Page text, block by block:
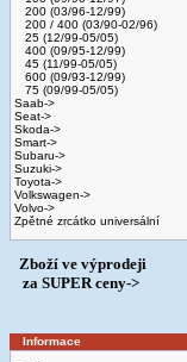
200 (03/96-12/99)
200 / 400 (03/90-02/96)
25 (12/99-05/05)
400 (09/95-12/99)
45 (11/99-05/05)
600 (09/93-12/99)
75 (09/99-05/05)
Saab->
Seat->
Skoda->
Smart->
Subaru->
Suzuki->
Toyota->
Volkswagen->
Volvo->
Zpětné zrcátko universální
Zboží ve výprodeji
­ za SUPER ceny->
Informace